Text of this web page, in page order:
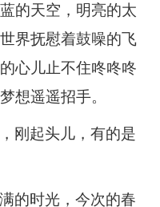
的天空，明亮的太
界抚慰着鼓噪的飞
心儿止不住咚咚咚
想遥遥招手。
刚起头儿，有的是
的时光，今次的春